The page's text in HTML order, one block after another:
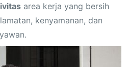
area kerja yang bersih
kenyamanan, dan